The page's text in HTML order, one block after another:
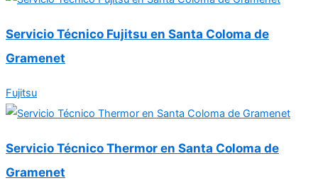
Servicio Técnico Fujitsu en Santa Coloma de
Gramenet
Fujitsu
Servicio Técnico Thermor en Santa Coloma de
Gramenet